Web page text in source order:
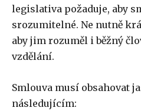
legislativa požaduje, aby
srozumitelné. Ne nutně
aby jim rozuměl i běžný
vzdělání.
Smlouva musí obsahovat
následujícím: